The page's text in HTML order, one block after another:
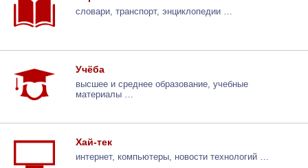
словари, транспорт, энциклопедии …
Учёба
высшее и среднее образование, учебные
материалы …
Хай-тек
интернет, компьютеры, новости технологий …